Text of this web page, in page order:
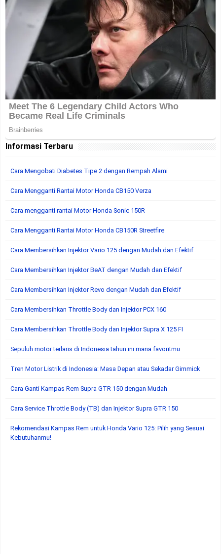
Informasi Terbaru
Cara Mengobati Diabetes Tipe 2 dengan Rempah Alami
Cara Mengganti Rantai Motor Honda CB150 Verza
Cara mengganti rantai Motor Honda Sonic 150R
Cara Mengganti Rantai Motor Honda CB150R Streetfire
Cara Membersihkan Injektor Vario 125 dengan Mudah dan Efektif
Cara Membersihkan Injektor BeAT dengan Mudah dan Efektif
Cara Membersihkan Injektor Revo dengan Mudah dan Efektif
Cara Membersihkan Throttle Body dan Injektor PCX 160
Cara Membersihkan Throttle Body dan Injektor Supra X 125 FI
Sepuluh motor terlaris di Indonesia tahun ini mana favoritmu
Tren Motor Listrik di Indonesia: Masa Depan atau Sekadar Gimmick
Cara Ganti Kampas Rem Supra GTR 150 dengan Mudah
Cara Service Throttle Body (TB) dan Injektor Supra GTR 150
Rekomendasi Kampas Rem untuk Honda Vario 125: Pilih yang Sesuai
Kebutuhanmu!